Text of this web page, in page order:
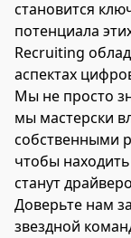
становится
потенциала
Recruiting
аспектах
Мы не просто
мы мастерски
собственными
чтобы
станут
Доверьте нам
звездной